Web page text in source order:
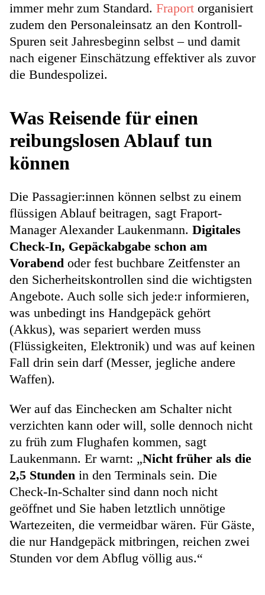
immer mehr zum Standard. Fraport organisiert
zudem den Personaleinsatz an den Kontroll-
Spuren seit Jahresbeginn selbst – und damit
nach eigener Einschätzung effektiver als zuvor
die Bundespolizei.
Was Reisende für einen
reibungslosen Ablauf tun
können
Die Passagier:innen können selbst zu einem
flüssigen Ablauf beitragen, sagt Fraport-
Manager Alexander Laukenmann. Digitales
Check-In, Gepäckabgabe schon am
Vorabend oder fest buchbare Zeitfenster an
den Sicherheitskontrollen sind die wichtigsten
Angebote. Auch solle sich jede:r informieren,
was unbedingt ins Handgepäck gehört
(Akkus), was separiert werden muss
(Flüssigkeiten, Elektronik) und was auf keinen
Fall drin sein darf (Messer, jegliche andere
Waffen).
Wer auf das Einchecken am Schalter nicht
verzichten kann oder will, solle dennoch nicht
zu früh zum Flughafen kommen, sagt
Laukenmann. Er warnt: „Nicht früher als die
2,5 Stunden in den Terminals sein. Die
Check-In-Schalter sind dann noch nicht
geöffnet und Sie haben letztlich unnötige
Wartezeiten, die vermeidbar wären. Für Gäste,
die nur Handgepäck mitbringen, reichen zwei
Stunden vor dem Abflug völlig aus.“